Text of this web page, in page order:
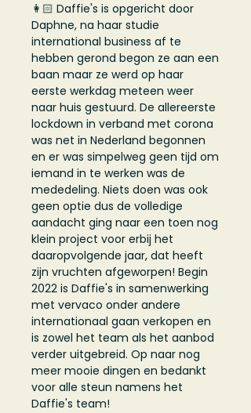
👩🏻 Daffie's is opgericht door
Daphne, na haar studie
international business af te
hebben gerond begon ze aan een
baan maar ze werd op haar
eerste werkdag meteen weer
naar huis gestuurd. De allereerste
lockdown in verband met corona
was net in Nederland begonnen
en er was simpelweg geen tijd om
iemand in te werken was de
mededeling. Niets doen was ook
geen optie dus de volledige
aandacht ging naar een toen nog
klein project voor erbij het
daaropvolgende jaar, dat heeft
zijn vruchten afgeworpen! Begin
2022 is Daffie's in samenwerking
met vervaco onder andere
internationaal gaan verkopen en
is zowel het team als het aanbod
verder uitgebreid. Op naar nog
meer mooie dingen en bedankt
voor alle steun namens het
Daffie's team!